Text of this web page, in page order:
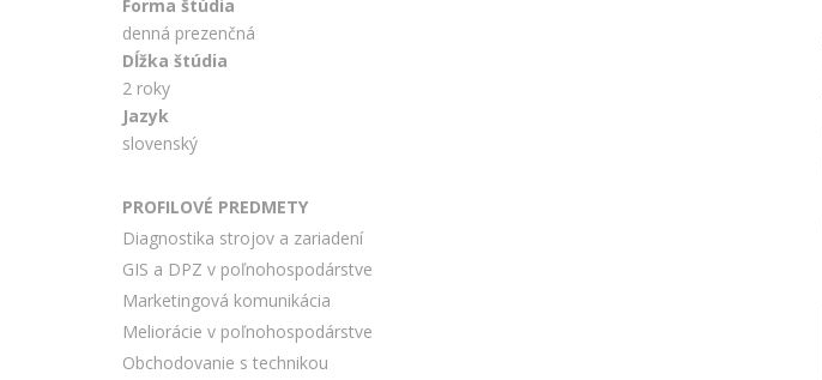
Forma štúdia
denná prezenčná
Dĺžka štúdia
2 roky
Jazyk
slovenský
PROFILOVÉ PREDMETY
Diagnostika strojov a zariadení
GIS a DPZ v poľnohospodárstve
Marketingová komunikácia
Meliorácie v poľnohospodárstve
Obchodovanie s technikou